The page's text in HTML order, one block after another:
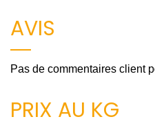
AVIS
Pas de commentaires client
PRIX AU KG